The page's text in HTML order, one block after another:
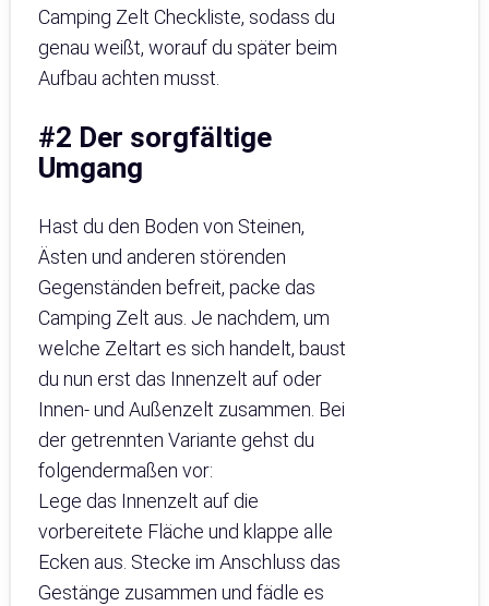
Camping Zelt Checkliste, sodass du
genau weißt, worauf du später beim
Aufbau achten musst.
#2 Der sorgfältige
Umgang
Hast du den Boden von Steinen,
Ästen und anderen störenden
Gegenständen befreit, packe das
Camping Zelt aus. Je nachdem, um
welche Zeltart es sich handelt, baust
du nun erst das Innenzelt auf oder
Innen- und Außenzelt zusammen. Bei
der getrennten Variante gehst du
folgendermaßen vor:
Lege das Innenzelt auf die
vorbereitete Fläche und klappe alle
Ecken aus. Stecke im Anschluss das
Gestänge zusammen und fädle es